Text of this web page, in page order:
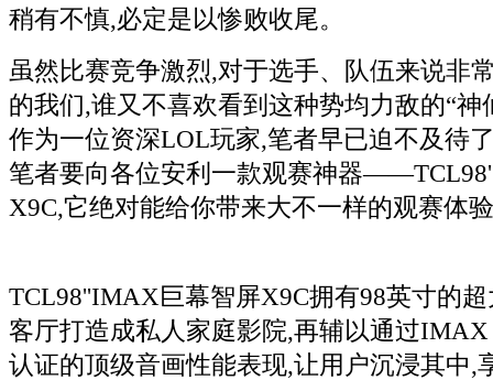
稍有不慎,必定是以惨败收尾。
虽然比赛竞争激烈,对于选手、队伍来说非
的我们,谁又不喜欢看到这种势均力敌的“神
作为一位资深LOL玩家,笔者早已迫不及待
笔者要向各位安利一款观赛神器
X9C,它绝对能给你带来大不一样的观赛体
TCL98''IMAX巨幕智屏X9C拥有98英寸的
客厅打造成私人家庭影院,再辅以通过
认证的顶级音画性能表现,让用户沉浸其中,